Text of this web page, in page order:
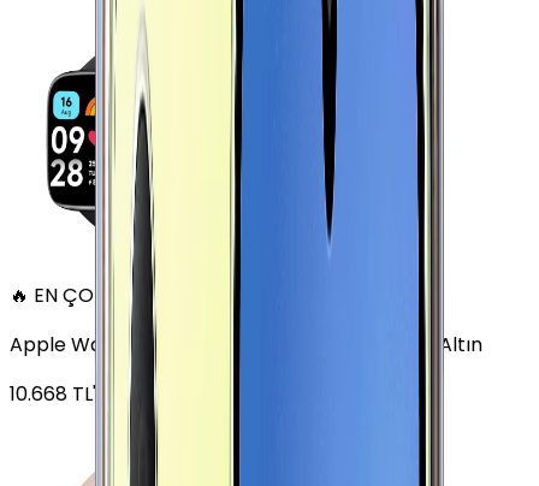
🔥 EN ÇOK SATAN
Apple Watch Series 6 Alüminyum 40mm GPS Altın
10.668 TL'den başlayan fiyatlar